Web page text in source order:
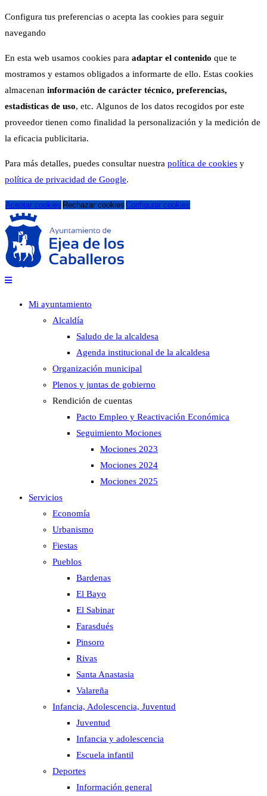
Configura tus preferencias o acepta las cookies para seguir
navegando
En esta web usamos cookies para adaptar el contenido que te
mostramos y estamos obligados a informarte de ello. Estas cookies
almacenan información de carácter técnico, preferencias,
estadísticas de uso, etc. Algunos de los datos recogidos por este
proveedor tienen como finalidad la personalización y la medición de
la eficacia publicitaria.
Para más detalles, puedes consultar nuestra política de cookies y
política de privacidad de Google.
Aceptar cookies Rechazar cookies Configurar cookies
Mi ayuntamiento
Alcaldía
Saludo de la alcaldesa
Agenda institucional de la alcaldesa
Organización municipal
Plenos y juntas de gobierno
Rendición de cuentas
Pacto Empleo y Reactivación Económica
Seguimiento Mociones
Mociones 2023
Mociones 2024
Mociones 2025
Servicios
Economía
Urbanismo
Fiestas
Pueblos
Bardenas
El Bayo
El Sabinar
Farasdués
Pinsoro
Rivas
Santa Anastasia
Valareña
Infancia, Adolescencia, Juventud
Juventud
Infancia y adolescencia
Escuela infantil
Deportes
Información general